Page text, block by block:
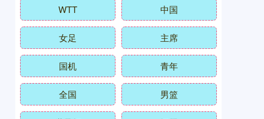
WTT 中国
女足 主席
国机 青年
全国 男篮